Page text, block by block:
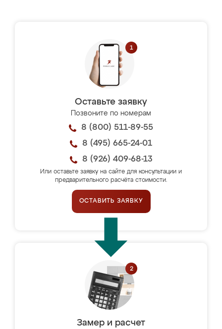
Оставьте заявку
Позвоните по номерам
8 (800) 511-89-55
8 (495) 665-24-01
8 (926) 409-68-13
Или оставьте заявку на сайте для консультации и
предварительного расчёта стоимости.
ОСТАВИТЬ ЗАЯВКУ
Замер и расчет